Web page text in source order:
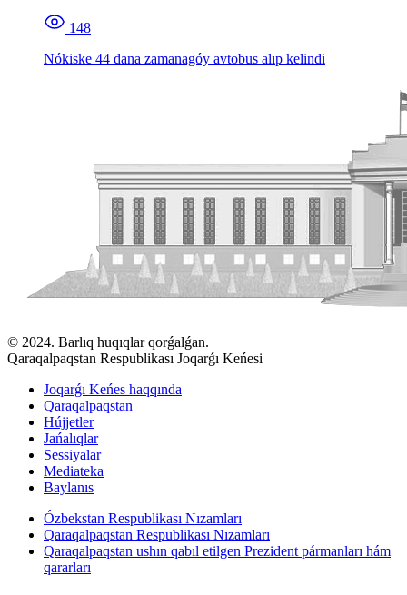
148
Nókiske 44 dana zamanagóy avtobus alıp kelindi
© 2024. Barlıq huqıqlar qorǵalǵan.
Qaraqalpaqstan Respublikası Joqarǵı Keńesi
Joqarǵı Keńes haqqında
Qaraqalpaqstan
Hújjetler
Jańalıqlar
Sessiyalar
Mediateka
Baylanıs
Ózbekstan Respublikası Nızamları
Qaraqalpaqstan Respublikası Nızamları
Qaraqalpaqstan ushın qabıl etilgen Prezident pármanları hám
qararları